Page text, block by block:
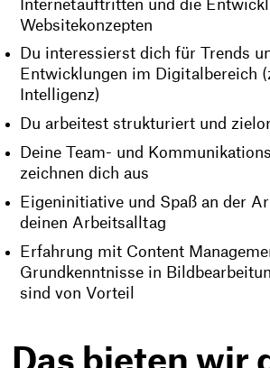
Internetauftritten und die
Websitekonzepten
Du interessierst dich für Trends
Entwicklungen im Digitalbereich
Intelligenz)
Du arbeitest strukturiert und
Deine Team- und
zeichnen dich aus
Eigeninitiative und Spaß an der
deinen Arbeitsalltag
Erfahrung mit Content
Grundkenntnisse in
sind von Vorteil